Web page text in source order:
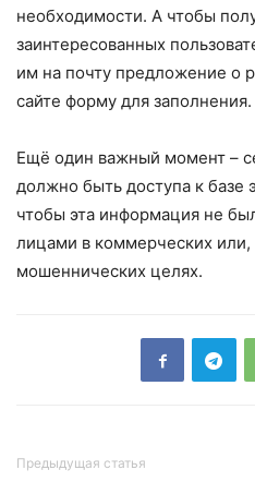
необходимости. А чтобы
заинтересованных
им на почту предложение о
сайте форму для заполнения.
Ещё один важный момент –
должно быть доступа к базе
чтобы эта информация не
лицами в коммерческих или,
мошеннических целях.
Предыдущая статья